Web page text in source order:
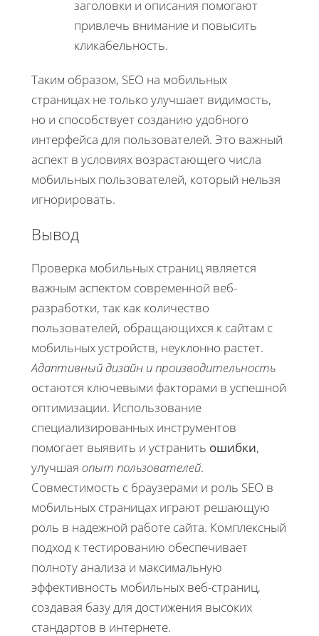
заголовки и описания помогают
привлечь внимание и повысить
кликабельность.
Таким образом, SEO на мобильных
страницах не только улучшает видимость,
но и способствует созданию удобного
интерфейса для пользователей. Это важный
аспект в условиях возрастающего числа
мобильных пользователей, который нельзя
игнорировать.
Вывод
Проверка мобильных страниц является
важным аспектом современной веб-
разработки, так как количество
пользователей, обращающихся к сайтам с
мобильных устройств, неуклонно растет.
Адаптивный дизайн и производительность
остаются ключевыми факторами в успешной
оптимизации. Использование
специализированных инструментов
помогает выявить и устранить ошибки,
улучшая опыт пользователей.
Совместимость с браузерами и роль SEO в
мобильных страницах играют решающую
роль в надежной работе сайта. Комплексный
подход к тестированию обеспечивает
полноту анализа и максимальную
эффективность мобильных веб-страниц,
создавая базу для достижения высоких
стандартов в интернете.